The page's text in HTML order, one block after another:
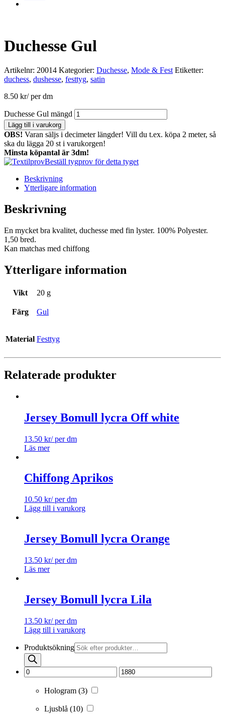
Duchesse Gul
Artikelnr: 20014 Kategorier: Duchesse, Mode & Fest Etiketter:
duchess, dushesse, festtyg, satin
8.50 kr/ per dm
Duchesse Gul mängd
Lägg till i varukorg
OBS! Varan säljs i decimeter längder! Vill du t.ex. köpa 2 meter, så
ska du lägga 20 st i varukorgen!
Minsta köpantal är 3dm!
Beställ tygprov för detta tyget
Beskrivning
Ytterligare information
Beskrivning
En mycket bra kvalitet, duchesse med fin lyster. 100% Polyester.
1,50 bred.
Kan matchas med chiffong
Ytterligare information
Vikt 20 g
Färg Gul
Material Festtyg
Relaterade produkter
Jersey Bomull lycra Off white
13.50 kr/ per dm
Läs mer
Chiffong Aprikos
10.50 kr/ per dm
Lägg till i varukorg
Jersey Bomull lycra Orange
13.50 kr/ per dm
Läs mer
Jersey Bomull lycra Lila
13.50 kr/ per dm
Lägg till i varukorg
Produktsökning
Hologram (3)
Ljusblå (10)